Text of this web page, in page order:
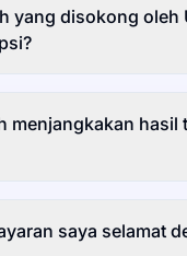
yang disokong oleh
menjangkakan hasil
saya selamat